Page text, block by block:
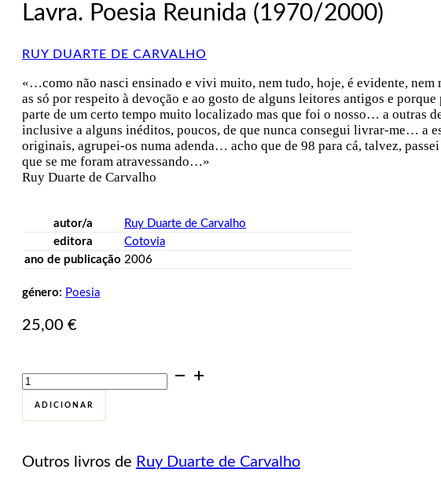
Lavra. Poesia Reunida (1970/2000)
RUY DUARTE DE CARVALHO
«…como não nasci ensinado e vivi muito, nem tudo, hoje, é evidente,
as só por respeito à devoção e ao gosto de alguns leitores antigos e
parte de um certo tempo muito localizado mas que foi o nosso… a outras
inclusive a alguns inéditos, poucos, de que nunca consegui livrar-me… a
originais, agrupei-os numa adenda… acho que de 98 para cá, talvez,
que se me foram atravessando…»
Ruy Duarte de Carvalho
autor/a
Ruy Duarte de Carvalho
editora
Cotovia
ano de publicação 2006
género: Poesia
25,00 €
Quantidade
de
Lavra.
Poesia
ADICIONAR
Outros livros de Ruy Duarte de Carvalho